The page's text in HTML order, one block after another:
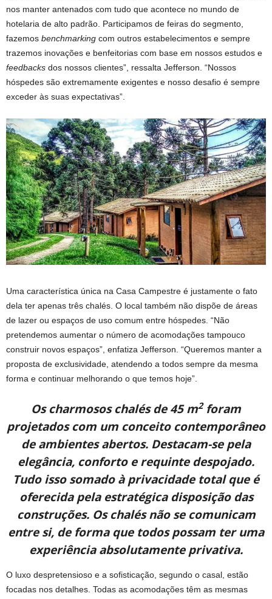
nos manter antenados com tudo que acontece no mundo de
hotelaria de alto padrão. Participamos de feiras do segmento,
fazemos benchmarking com outros estabelecimentos e sempre
trazemos inovações e benfeitorias com base em nossos estudos e
feedbacks dos nossos clientes”, ressalta Jefferson. “Nossos
hóspedes são extremamente exigentes e nosso desafio é sempre
exceder às suas expectativas”.
Uma característica única na Casa Campestre é justamente o fato
dela ter apenas três chalés. O local também não dispõe de áreas
de lazer ou espaços de uso comum entre hóspedes. “Não
pretendemos aumentar o número de acomodações tampouco
construir novos espaços”, enfatiza Jefferson. “Queremos manter a
proposta de exclusividade, atendendo a todos sempre da mesma
forma e continuar melhorando o que temos hoje”.
Os charmosos chalés de 45 m2foram
projetados com um conceito contemporâneo
de ambientes abertos. Destacam-se pela
elegância, conforto e requinte despojado.
Tudo isso somado à privacidade total que é
oferecida pela estratégica disposição das
construções. Os chalés não se comunicam
entre si, de forma que todos possam ter uma
experiência absolutamente privativa.
O luxo despretensioso e a sofisticação, segundo o casal, estão
focadas nos detalhes. Todas as acomodações têm as mesmas